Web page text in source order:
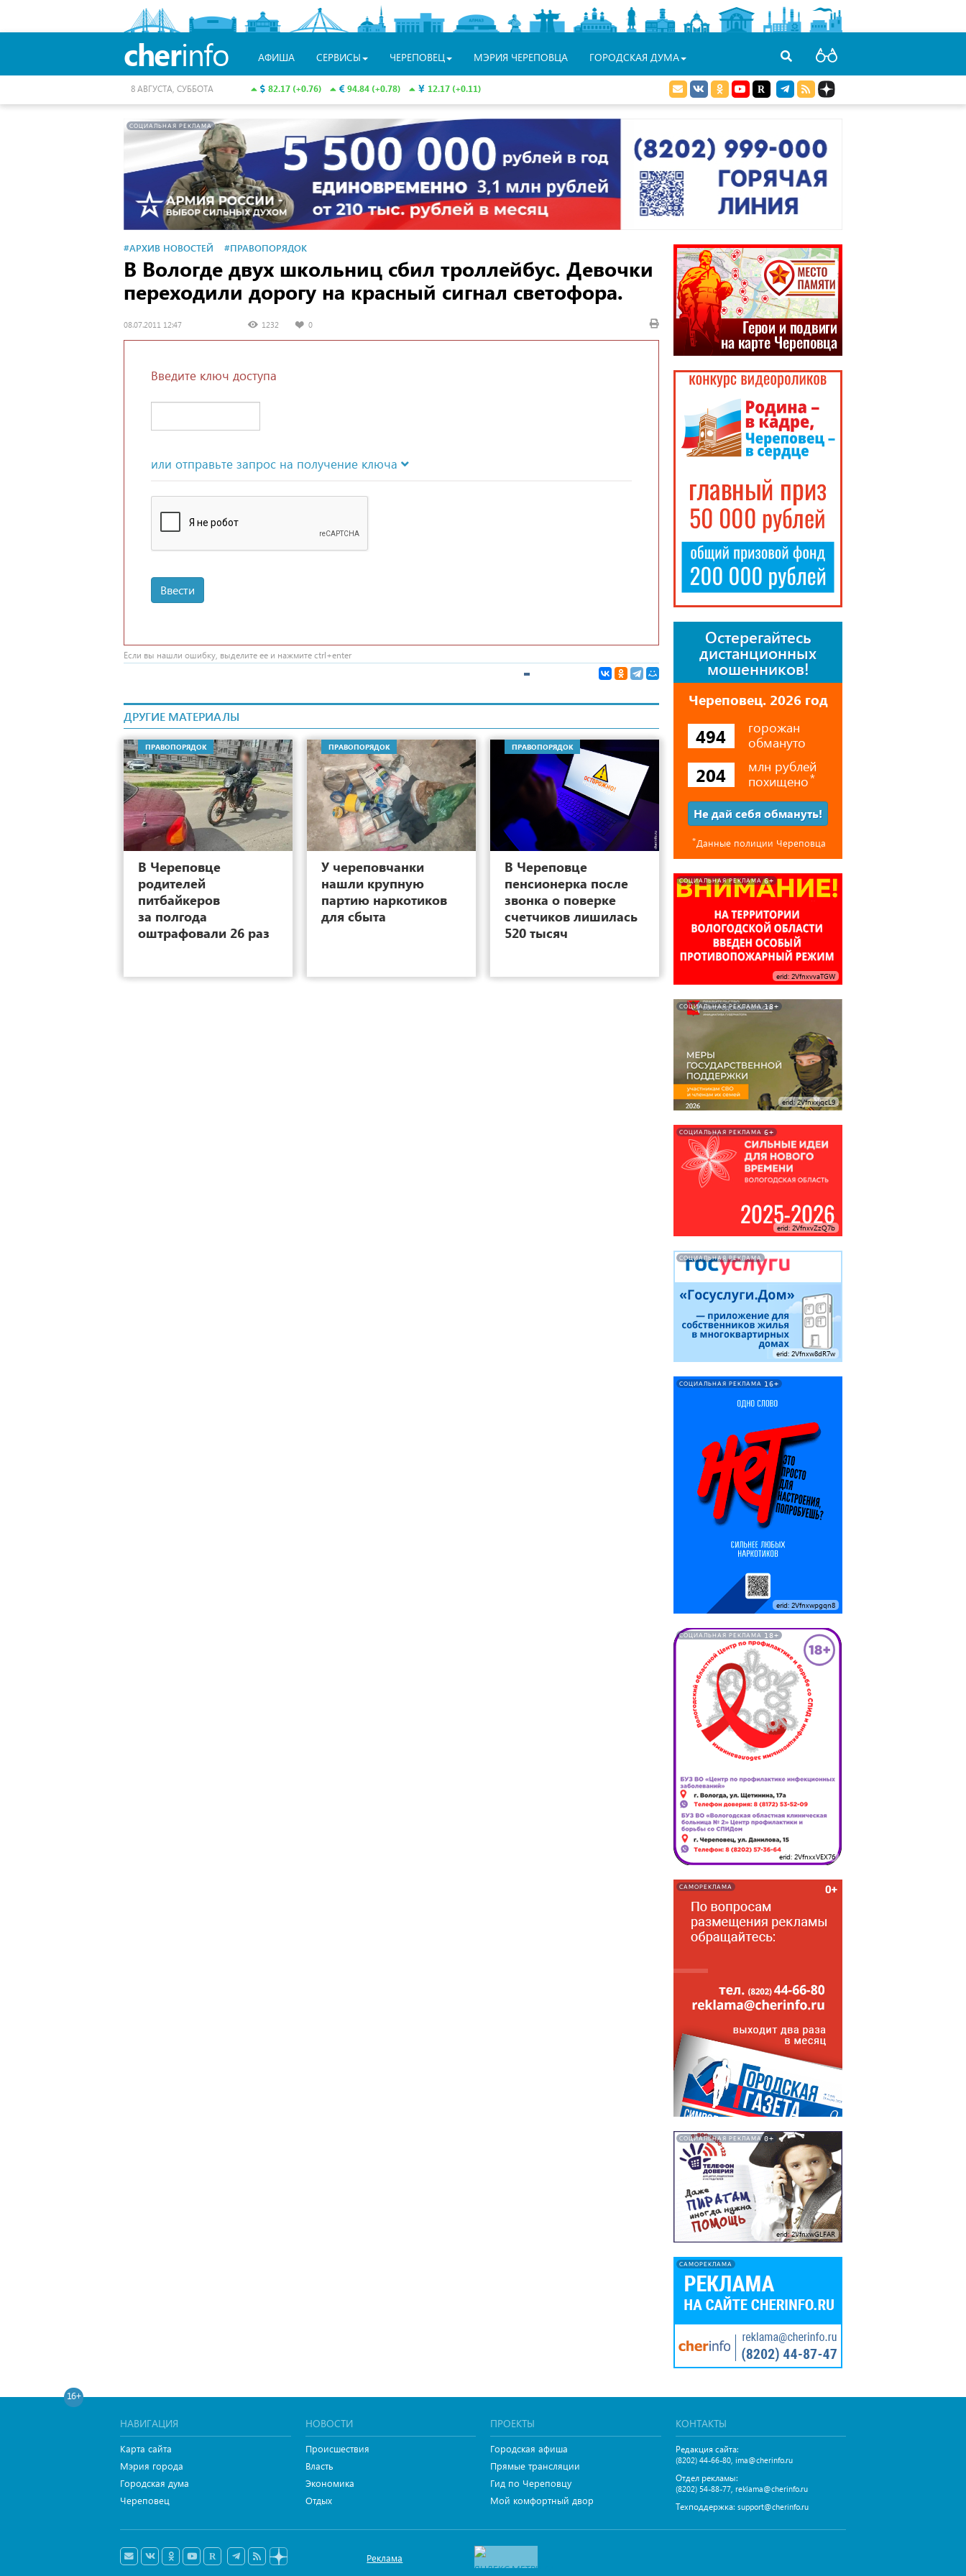
cherinfo АФИША СЕРВИСЫ ЧЕРЕПОВЕЦ МЭРИЯ ЧЕРЕПОВЦА ГОРОДСКАЯ ДУМА
82.17 (+0.76) 94.84 (+0.78) 12.17 (+0.11)
8 АВГУСТА, СУББОТА
СОЦИАЛЬНАЯ РЕКЛАМА
#АРХИВ НОВОСТЕЙ #ПРАВОПОРЯДОК
В Вологде двух школьниц сбил троллейбус. Девочки
переходили дорогу на красный сигнал светофора.
08.07.2011 12:47 1232 0
Введите ключ доступа
или отправьте запрос на получение ключа
Ввести
Если вы нашли ошибку, выделите ее и нажмите ctrl+enter
ДРУГИЕ МАТЕРИАЛЫ
ПРАВОПОРЯДОК
2
В Череповце
родителей
питбайкеров
за полгода
оштрафовали 26 раз
ПРАВОПОРЯДОК
У череповчанки
нашли крупную
партию наркотиков
для сбыта
ПРАВОПОРЯДОК
В Череповце
пенсионерка после
звонка о поверке
счетчиков лишилась
520 тысяч
Остерегайтесь
дистанционных
мошенников!
Череповец. 2026 год
494
горожан
обмануто
204
млн рублей
похищено⃰
Не дай себя обмануть!
⃰Данные полиции Череповца
СОЦИАЛЬНАЯ РЕКЛАМА 6+
erid: 2VfnxvvaTGW
СОЦИАЛЬНАЯ РЕКЛАМА 18+
erid: 2VfnxxjqcL9
СОЦИАЛЬНАЯ РЕКЛАМА 6+
erid: 2VfnxvZzQ7b
СОЦИАЛЬНАЯ РЕКЛАМА
erid: 2Vfnxw8dR7w
СОЦИАЛЬНАЯ РЕКЛАМА 16+
erid: 2Vfnxwpgqn8
СОЦИАЛЬНАЯ РЕКЛАМА 18+
erid: 2VfnxxVEX76
САМОРЕКЛАМА
СОЦИАЛЬНАЯ РЕКЛАМА 0+
erid: 2VfnxwGLFAR
САМОРЕКЛАМА
16+
НАВИГАЦИЯ
Карта сайта
Мэрия города
Городская дума
Череповец
НОВОСТИ
Происшествия
Власть
Экономика
Отдых
ПРОЕКТЫ
Городская афиша
Прямые трансляции
Гид по Череповцу
Мой комфортный двор
КОНТАКТЫ
Редакция сайта:
(8202) 44-66-80, ima@cherinfo.ru
Отдел рекламы:
(8202) 54-88-77, reklama@cherinfo.ru
Техподдержка: support@cherinfo.ru
Реклама